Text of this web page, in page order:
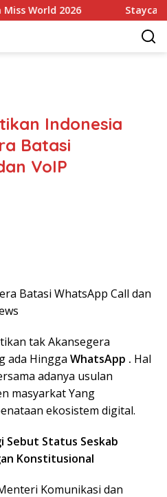
2026 Staycation
Indonesia
Batasi
VoIP
Batasi WhatsApp Call dan
tak Akansegera
ada Hingga WhatsApp . Hal
adanya usulan
masyarkat Yang
ekosistem digital.
Sebut Status Seskab
Konstitusional
Komunikasi dan